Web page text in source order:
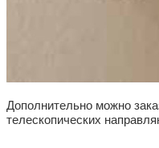
Дополнительно можно
телескопических